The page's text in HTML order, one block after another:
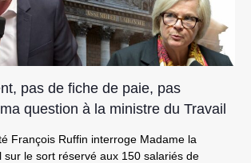
pas de fiche de paie, pas
question à la ministre du Travail
François Ruffin interroge Madame la
sur le sort réservé aux 150 salariés de